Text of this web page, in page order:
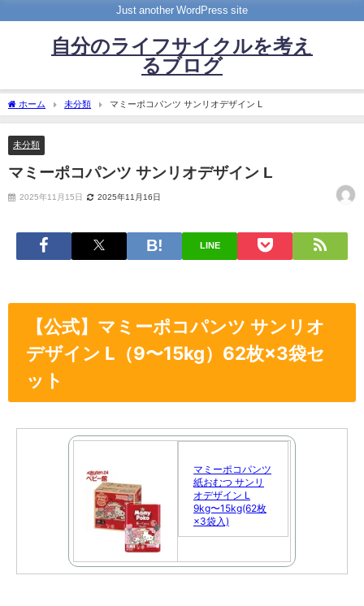
Just another WordPress site
自分のライフサイクルを考え
るブログ
ホーム 未分類 マミーポコパンツ サンリオデザイン L
未分類
マミーポコパンツ サンリオデザイン L
2025年11月15日 2025年11月16日
LINE
【公式】マミーポコパンツ サンリオ
デザイン L（9〜15kg）62枚×3袋セ
ット
マミーポコパンツ
紙おむつ サンリ
オデザイン L
9kg〜15kg(62枚
×3袋入)